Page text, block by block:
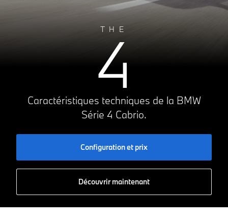
THE
4
Caractéristiques techniques de la BMW
Série 4 Cabrio.
Configuration et prix
Découvrir maintenant